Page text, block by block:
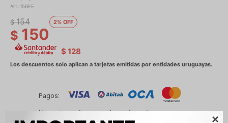

156FE
$ 150
$ 154 2
$ 128
Pagos:
Ver opciones de pago y planes de cuotas